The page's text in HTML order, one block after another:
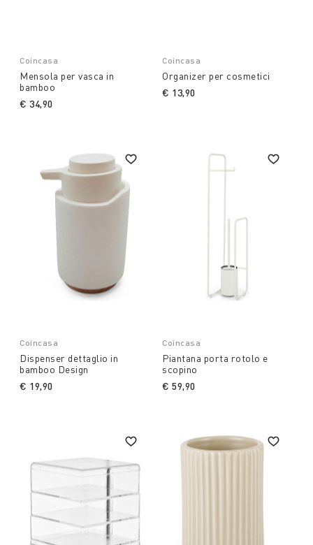
Coincasa
Mensola per vasca in
bamboo
€ 34,90
Coincasa
Organizer per cosmetici
€ 13,90
Coincasa
Dispenser dettaglio in
bamboo Design
€ 19,90
Coincasa
Piantana porta rotolo e
scopino
€ 59,90